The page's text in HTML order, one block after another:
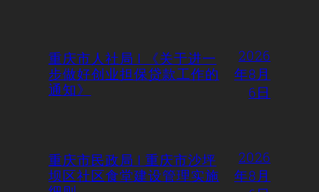
重庆市人社局 | 《关于进一
步做好创业担保贷款工作的
通知》
2026
年8月
6日
重庆市民政局 | 重庆市沙坪
坝区社区食堂建设管理实施
2026
年8月